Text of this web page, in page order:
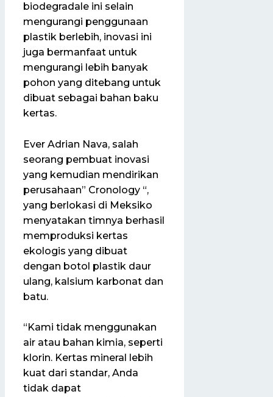
biodegradale ini selain
mengurangi penggunaan
plastik berlebih, inovasi ini
juga bermanfaat untuk
mengurangi lebih banyak
pohon yang ditebang untuk
dibuat sebagai bahan baku
kertas.
Ever Adrian Nava, salah
seorang pembuat inovasi
yang kemudian mendirikan
perusahaan” Cronology “,
yang berlokasi di Meksiko
menyatakan timnya berhasil
memproduksi kertas
ekologis yang dibuat
dengan botol plastik daur
ulang, kalsium karbonat dan
batu.
“Kami tidak menggunakan
air atau bahan kimia, seperti
klorin. Kertas mineral lebih
kuat dari standar, Anda
tidak dapat